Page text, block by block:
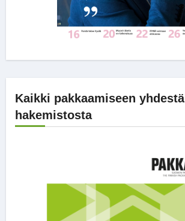
Kaikki pakkaamiseen yhdestä
hakemistosta